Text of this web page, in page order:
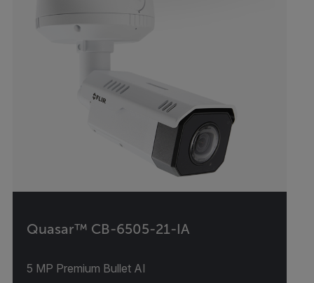
Quasar™ CB-6505-21-IA
5 MP Premium Bullet AI